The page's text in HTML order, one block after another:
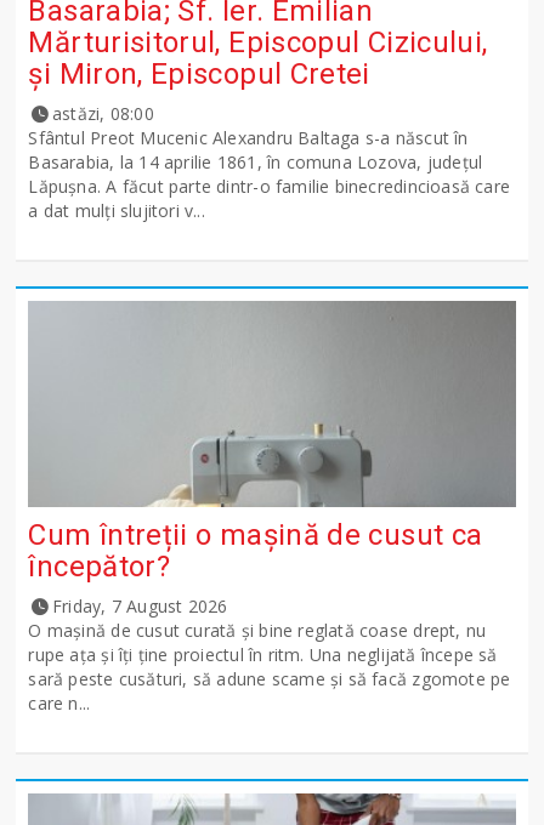
Basarabia; Sf. Ier. Emilian
Mărturisitorul, Episcopul Cizicului,
şi Miron, Episcopul Cretei
astăzi, 08:00
Sfântul Preot Mucenic Alexandru Baltaga s-a născut în
Basarabia, la 14 aprilie 1861, în comuna Lozova, județul
Lăpușna. A făcut parte dintr-o familie binecredincioasă care
a dat mulți slujitori v...
Cum întreții o mașină de cusut ca
începător?
Friday, 7 August 2026
O mașină de cusut curată și bine reglată coase drept, nu
rupe ața și îți ține proiectul în ritm. Una neglijată începe să
sară peste cusături, să adune scame și să facă zgomote pe
care n...